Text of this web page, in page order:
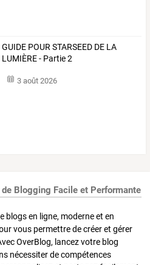
GUIDE POUR STARSEED DE LA
LUMIÈRE - Partie 2
3 août 2026
Blogging Facile et Performante
blogs en ligne, moderne et en
vous permettre de créer et gérer
OverBlog, lancez votre blog
nécessiter de compétences